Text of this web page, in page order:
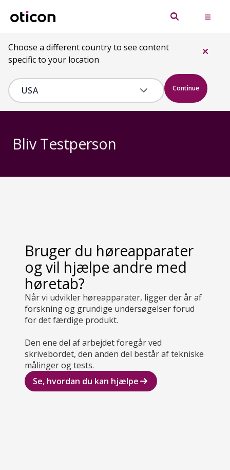
Choose a different country to see content
specific to your location
Continue
Bliv Testperson
Bruger du høreapparater
og vil hjælpe andre med
høretab?
Når vi udvikler høreapparater, ligger der år af
forskning og grundige undersøgelser forud
for det færdige produkt.
Den ene del af arbejdet foregår ved
skrivebordet, den anden del består af tekniske
målinger og tests.
Se, hvordan du kan hjælpe